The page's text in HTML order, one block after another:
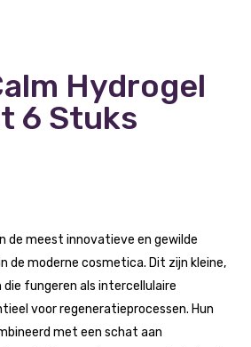
Hydrogel
6 Stuks
de meest innovatieve en gewilde
de moderne cosmetica. Dit zijn kleine,
fungeren als intercellulaire
voor regeneratieprocessen. Hun
met een schat aan